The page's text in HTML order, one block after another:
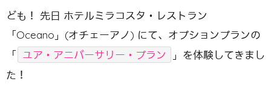
ども！ 先日 ホテルミラコスタ・レストラン
「Oceano」(オチェーアノ) にて、オプションプランの
「 ユア・アニバーサリー・プラン
」を体験してきまし
た！